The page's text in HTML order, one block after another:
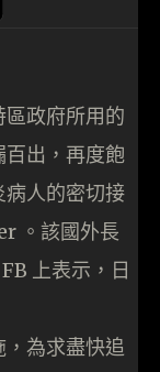
政府所用的
出，再度飽
人的密切接
。該國外長
上表示，日
為求盡快追